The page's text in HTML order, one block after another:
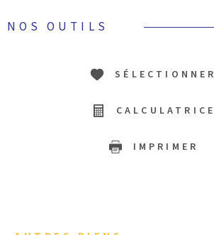
NOS OUTILS
SÉLECTIONNER
CALCULATRICE
IMPRIMER